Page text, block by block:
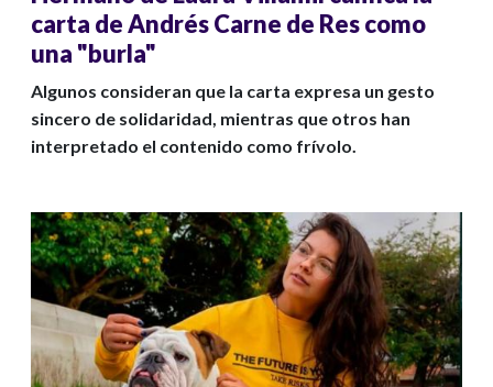
carta de Andrés Carne de Res como
una "burla"
Algunos consideran que la carta expresa un gesto
sincero de solidaridad, mientras que otros han
interpretado el contenido como frívolo.